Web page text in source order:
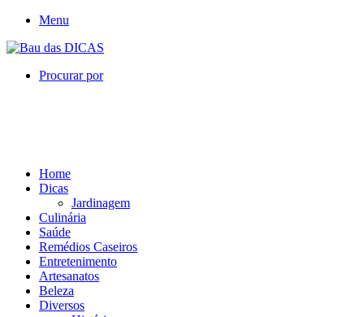
Menu
Procurar por
Home
Dicas
Jardinagem
Culinária
Saúde
Remédios Caseiros
Entretenimento
Artesanatos
Beleza
Diversos